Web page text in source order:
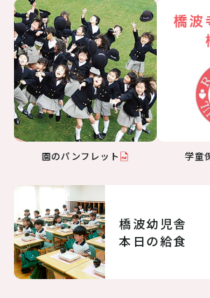
園のパンフレット 学童
橋波幼児舎
本日の給食